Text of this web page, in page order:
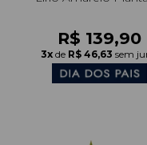
R$ 139,90
3x de R$ 46,63 sem